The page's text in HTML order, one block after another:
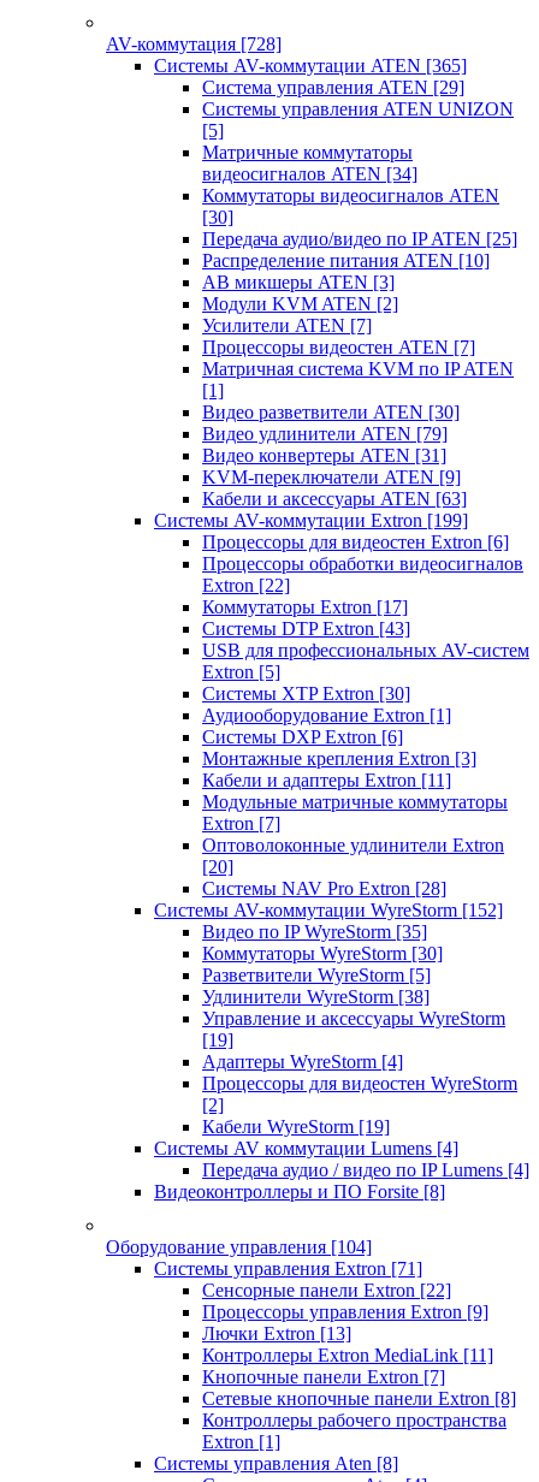
AV-коммутация [728]
Системы AV-коммутации ATEN [365]
Система управления ATEN [29]
Системы управления ATEN UNIZON
[5]
Матричные коммутаторы
видеосигналов ATEN [34]
Коммутаторы видеосигналов ATEN
[30]
Передача аудио/видео по IP ATEN [25]
Распределение питания ATEN [10]
АВ микшеры ATEN [3]
Модули KVM ATEN [2]
Усилители ATEN [7]
Процессоры видеостен ATEN [7]
Матричная система KVM по IP ATEN
[1]
Видео разветвители ATEN [30]
Видео удлинители ATEN [79]
Видео конвертеры ATEN [31]
KVM-переключатели ATEN [9]
Кабели и аксессуары ATEN [63]
Системы AV-коммутации Extron [199]
Процессоры для видеостен Extron [6]
Процессоры обработки видеосигналов
Extron [22]
Коммутаторы Extron [17]
Системы DTP Extron [43]
USB для профессиональных AV-систем
Extron [5]
Системы XTP Extron [30]
Аудиооборудование Extron [1]
Системы DXP Extron [6]
Монтажные крепления Extron [3]
Кабели и адаптеры Extron [11]
Модульные матричные коммутаторы
Extron [7]
Оптоволоконные удлинители Extron
[20]
Системы NAV Pro Extron [28]
Системы AV-коммутации WyreStorm [152]
Видео по IP WyreStorm [35]
Коммутаторы WyreStorm [30]
Разветвители WyreStorm [5]
Удлинители WyreStorm [38]
Управление и аксессуары WyreStorm
[19]
Адаптеры WyreStorm [4]
Процессоры для видеостен WyreStorm
[2]
Кабели WyreStorm [19]
Системы AV коммутации Lumens [4]
Передача аудио / видео по IP Lumens [4]
Видеоконтроллеры и ПО Forsite [8]
Оборудование управления [104]
Системы управления Extron [71]
Сенсорные панели Extron [22]
Процессоры управления Extron [9]
Лючки Extron [13]
Контроллеры Extron MediaLink [11]
Кнопочные панели Extron [7]
Сетевые кнопочные панели Extron [8]
Контроллеры рабочего пространства
Extron [1]
Системы управления Aten [8]